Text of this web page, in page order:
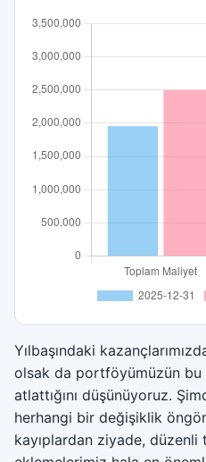
Yılbaşındaki
olsak da portföyümüzün
atlattığını düşünüyoruz.
herhangi bir değişiklik
kayıplardan ziyade,